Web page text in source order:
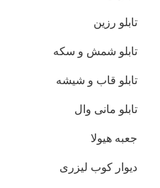
تابلو رزین
تابلو شمش و سکه
تابلو قاب و شیشه
تابلو مانی وال
جعبه هیولا
دیوار کوب لیزری